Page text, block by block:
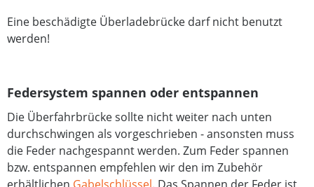
Eine beschädigte Überladebrücke darf nicht benutzt
werden!
Federsystem spannen oder entspannen
Die Überfahrbrücke sollte nicht weiter nach unten
durchschwingen als vorgeschrieben - ansonsten muss
die Feder nachgespannt werden. Zum Feder spannen
bzw. entspannen empfehlen wir den im Zubehör